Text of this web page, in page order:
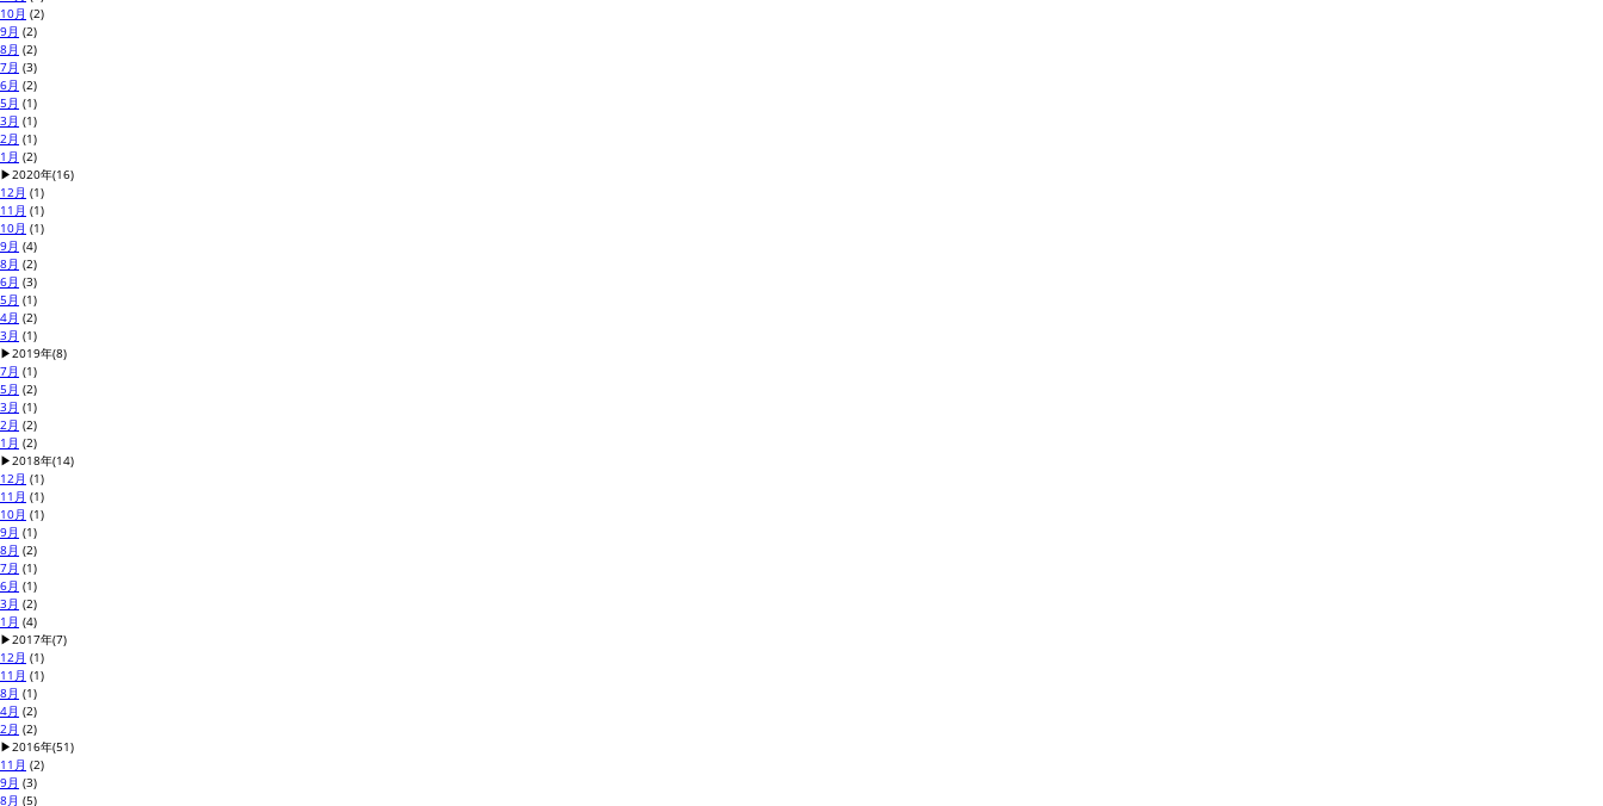
10月 (2)
9月 (2)
8月 (2)
7月 (3)
6月 (2)
5月 (1)
3月 (1)
2月 (1)
1月 (2)
▶2020年(16)
12月 (1)
11月 (1)
10月 (1)
9月 (4)
8月 (2)
6月 (3)
5月 (1)
4月 (2)
3月 (1)
▶2019年(8)
7月 (1)
5月 (2)
3月 (1)
2月 (2)
1月 (2)
▶2018年(14)
12月 (1)
11月 (1)
10月 (1)
9月 (1)
8月 (2)
7月 (1)
6月 (1)
3月 (2)
1月 (4)
▶2017年(7)
12月 (1)
11月 (1)
8月 (1)
4月 (2)
2月 (2)
▶2016年(51)
11月 (2)
9月 (3)
8月 (5)